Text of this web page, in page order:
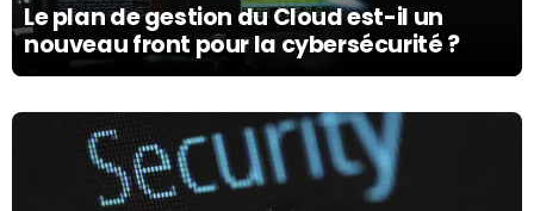
Le plan de gestion du Cloud est-il un
nouveau front pour la cybersécurité ?